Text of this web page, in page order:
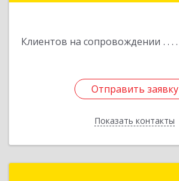
Клиентов на сопровождении
Отправить заявку
Показать контакты
Отправить заявку
Назад